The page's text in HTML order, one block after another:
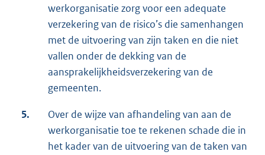
werkorganisatie zorg voor een adequate
verzekering van de risico’s die samenhangen
met de uitvoering van zijn taken en die niet
vallen onder de dekking van de
aansprakelijkheidsverzekering van de
gemeenten.
5.
Over de wijze van afhandeling van aan de
werkorganisatie toe te rekenen schade die in
het kader van de uitvoering van de taken van